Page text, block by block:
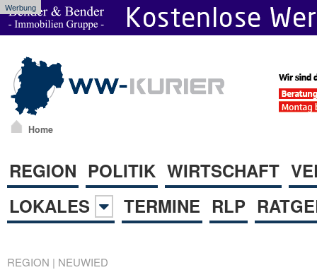
Werbung
Home
REGION POLITIK WIRTSCHAFT
LOKALES
TERMINE RLP
REGION | NEUWIED